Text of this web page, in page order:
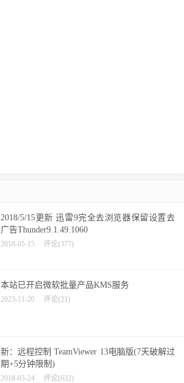
2018/5/15更新 迅雷9完全去浏览器保留设置去
广告Thunder9.1.49.1060
2018-05-15 评论(377)
本站已开启微软批量产品KMS服务
2023-11-20 评论(21)
新：远程控制 TeamViewer 13电脑版(7天破解过
期+5分钟限制)
2018-03-24 评论(632)